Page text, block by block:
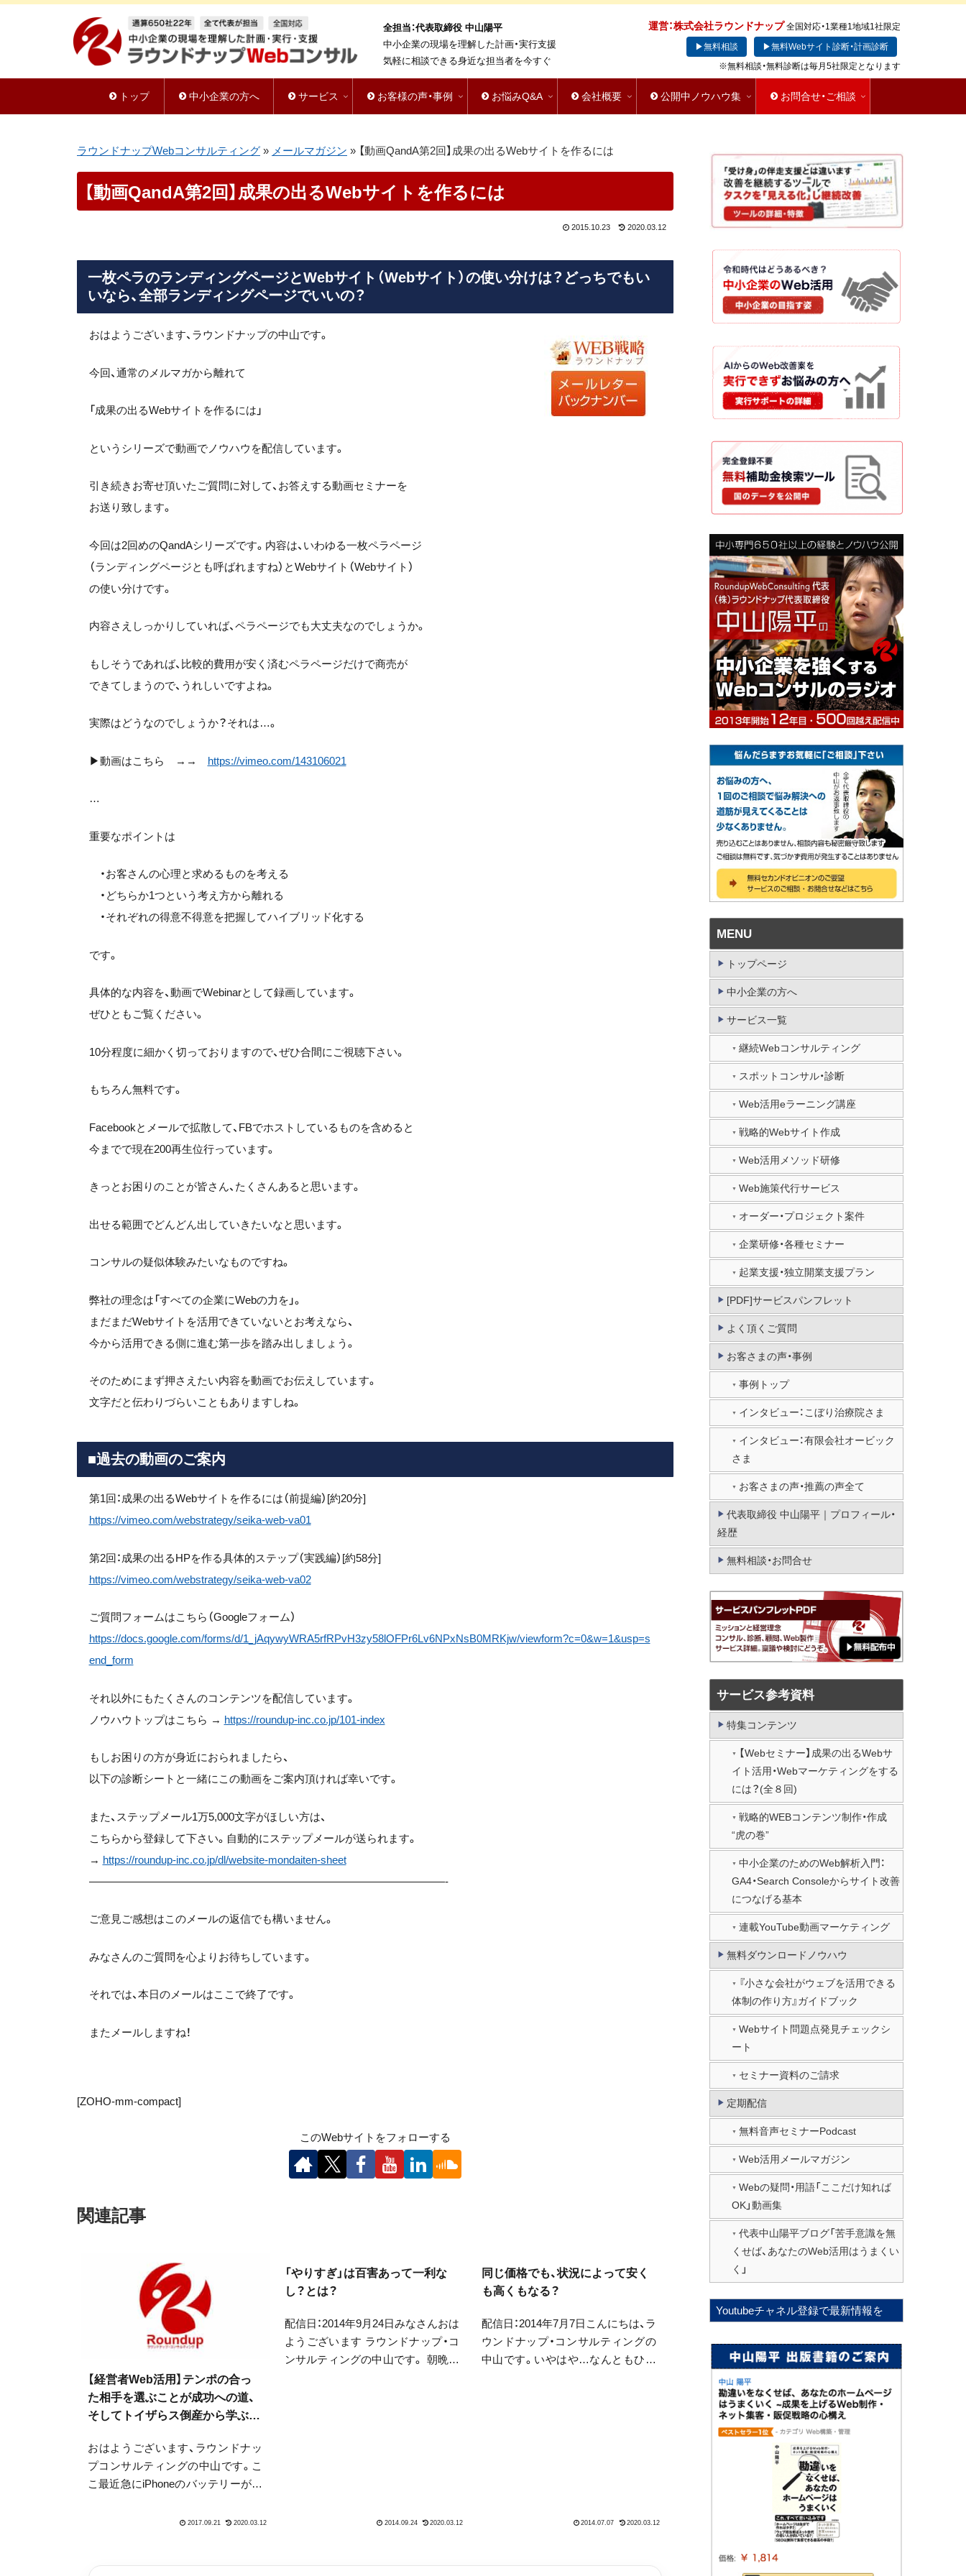
全担当：代表取締役 中山陽平
中小企業の現場を理解した計画・実行支援
気軽に相談できる身近な担当者を今すぐ
運営：株式会社ラウンドナップ 全国対応・1業種1地域1社限定
▶無料相談
▶無料Webサイト診断・計画診断
※無料相談・無料診断は毎月5社限定となります
トップ 中小企業の方へ サービス お客様の声・事例 お悩みQ&A 会社概要 公開中ノウハウ集 お問合せ・ご相談
ラウンドナップWebコンサルティング » メールマガジン » 【動画QandA第2回】成果の出るWebサイトを作るには
【動画QandA第2回】成果の出るWebサイトを作るには
2015.10.23 2020.03.12
一枚ペラのランディングページとWebサイト（Webサイト）の使い分けは？どっちでもい
いなら、全部ランディングページでいいの？
おはようございます、ラウンドナップの中山です。
今回、通常のメルマガから離れて
「成果の出るWebサイトを作るには」
というシリーズで動画でノウハウを配信しています。
引き続きお寄せ頂いたご質問に対して、お答えする動画セミナーを
お送り致します。
今回は2回めのQandAシリーズです。内容は、いわゆる一枚ペラページ
（ランディングページとも呼ばれますね）とWebサイト（Webサイト）
の使い分けです。
内容さえしっかりしていれば、ペラページでも大丈夫なのでしょうか。
もしそうであれば、比較的費用が安く済むペラページだけで商売が
できてしまうので、うれしいですよね。
実際はどうなのでしょうか？それは…。
▶動画はこちら →→ https://vimeo.com/143106021
…
重要なポイントは
・お客さんの心理と求めるものを考える
・どちらか1つという考え方から離れる
・それぞれの得意不得意を把握してハイブリッド化する
です。
具体的な内容を、動画でWebinarとして録画しています。
ぜひともご覧ください。
10分程度に細かく切っておりますので、ぜひ合間にご視聴下さい。
もちろん無料です。
Facebookとメールで拡散して、FBでホストしているものを含めると
今までで現在200再生位行っています。
きっとお困りのことが皆さん、たくさんあると思います。
出せる範囲でどんどん出していきたいなと思います。
コンサルの疑似体験みたいなものですね。
弊社の理念は「すべての企業にWebの力を」。
まだまだWebサイトを活用できていないとお考えなら、
今から活用できる側に進む第一歩を踏み出しましょう。
そのためにまず押さえたい内容を動画でお伝えしています。
文字だと伝わりづらいこともありますしね。
■過去の動画のご案内
第1回：成果の出るWebサイトを作るには（前提編）[約20分]
https://vimeo.com/webstrategy/seika-web-va01
第2回：成果の出るHPを作る具体的ステップ（実践編）[約58分]
https://vimeo.com/webstrategy/seika-web-va02
ご質問フォームはこちら（Googleフォーム）
https://docs.google.com/forms/d/1_jAqywyWRA5rfRPvH3zy58lOFPr6Lv6NPxNsB0MRKjw/viewform?c=0&w=1&usp=s
end_form
それ以外にもたくさんのコンテンツを配信しています。
ノウハウトップはこちら → https://roundup-inc.co.jp/101-index
もしお困りの方が身近におられましたら、
以下の診断シートと一緒にこの動画をご案内頂ければ幸いです。
また、ステップメール1万5,000文字がほしい方は、
こちらから登録して下さい。自動的にステップメールが送られます。
→ https://roundup-inc.co.jp/dl/website-mondaiten-sheet
—————————————————————————————————-
ご意見ご感想はこのメールの返信でも構いません。
みなさんのご質問を心よりお待ちしています。
それでは、本日のメールはここで終了です。
またメールしますね！
[ZOHO-mm-compact]
このWebサイトをフォローする
関連記事
【経営者Web活用】テンポの合っ
た相手を選ぶことが成功への道、
そしてトイザらス倒産から学ぶこ
おはようございます、ラウンドナッ
プコンサルティングの中山です。こ
こ最近急にiPhoneのバッテリーが減
いう合図でしょうか。どちらにして
「やりすぎ」は百害あって一利な
し？とは？
配信日：2014年9月24日みなさんおは
ようございます ラウンドナップ・コ
ンサルティングの中山です。 朝晩ず
同じ価格でも、状況によって安く
も高くもなる？
配信日：2014年7月7日こんにちは、ラ
ウンドナップ・コンサルティングの
中山です。いやはや…なんともひと
MENU
トップページ
中小企業の方へ
サービス一覧
継続Webコンサルティング
スポットコンサル・診断
Web活用eラーニング講座
戦略的Webサイト作成
Web活用メソッド研修
Web施策代行サービス
オーダー・プロジェクト案件
企業研修・各種セミナー
起業支援・独立開業支援プラン
[PDF]サービスパンフレット
よく頂くご質問
お客さまの声・事例
事例トップ
インタビュー：こぼり治療院さま
インタビュー：有限会社オービック
さま
お客さまの声・推薦の声全て
代表取締役 中山陽平｜プロフィール・
経歴
無料相談・お問合せ
サービス参考資料
特集コンテンツ
【Webセミナー】成果の出るWebサ
イト活用・Webマーケティングをする
には？(全８回)
戦略的WEBコンテンツ制作・作成
“虎の巻”
中小企業のためのWeb解析入門：
GA4・Search Consoleからサイト改善
につなげる基本
連載YouTube動画マーケティング
無料ダウンロードノウハウ
『小さな会社がウェブを活用できる
体制の作り方』ガイドブック
Webサイト問題点発見チェックシ
ート
セミナー資料のご請求
定期配信
無料音声セミナーPodcast
Web活用メールマガジン
Webの疑問・用語「ここだけ知れば
OK」動画集
代表中山陽平ブログ「苦手意識を無
くせば、あなたのWeb活用はうまくい
く」
Youtubeチャネル登録で最新情報を